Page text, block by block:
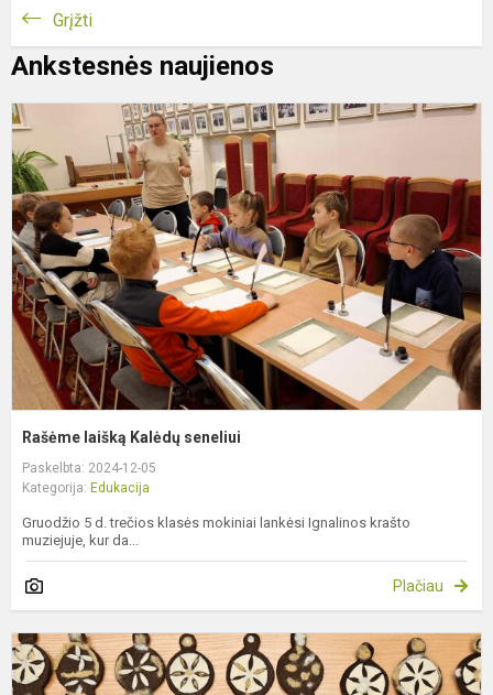
Grįžti
Ankstesnės naujienos
Rašėme laišką Kalėdų seneliui
Paskelbta: 2024-12-05
Kategorija: Edukacija
Gruodžio 5 d. trečios klasės mokiniai lankėsi Ignalinos krašto
muziejuje, kur da...
Plačiau